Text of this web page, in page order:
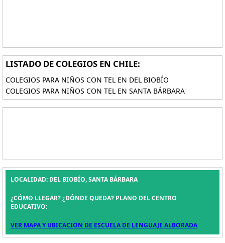
LISTADO DE COLEGIOS EN CHILE:
COLEGIOS PARA NIÑOS CON TEL EN DEL BIOBÍO
COLEGIOS PARA NIÑOS CON TEL EN SANTA BÁRBARA
LOCALIDAD: DEL BIOBÍO, SANTA BÁRBARA
¿CÓMO LLEGAR? ¿DÓNDE QUEDA? PLANO DEL CENTRO
EDUCATIVO:
VER MAPA Y UBICACION DE ESCUELA DE LENGUAJE ALBORADA